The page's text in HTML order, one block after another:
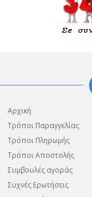
Αρχική
Τρόποι Παραγγελίας
Τρόποι Πληρωμής
Τρόποι Αποστολής
Συμβουλές αγοράς
Συχνές Ερωτήσεις